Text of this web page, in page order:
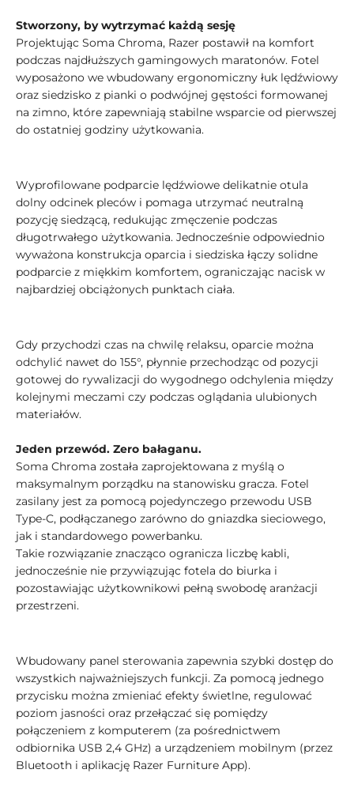
Stworzony, by wytrzymać każdą sesję
Projektując Soma Chroma, Razer postawił na komfort
podczas najdłuższych gamingowych maratonów. Fotel
wyposażono we wbudowany ergonomiczny łuk lędźwiowy
oraz siedzisko z pianki o podwójnej gęstości formowanej
na zimno, które zapewniają stabilne wsparcie od pierwszej
do ostatniej godziny użytkowania.
Wyprofilowane podparcie lędźwiowe delikatnie otula
dolny odcinek pleców i pomaga utrzymać neutralną
pozycję siedzącą, redukując zmęczenie podczas
długotrwałego użytkowania. Jednocześnie odpowiednio
wyważona konstrukcja oparcia i siedziska łączy solidne
podparcie z miękkim komfortem, ograniczając nacisk w
najbardziej obciążonych punktach ciała.
Gdy przychodzi czas na chwilę relaksu, oparcie można
odchylić nawet do 155°, płynnie przechodząc od pozycji
gotowej do rywalizacji do wygodnego odchylenia między
kolejnymi meczami czy podczas oglądania ulubionych
materiałów.
Jeden przewód. Zero bałaganu.
Soma Chroma została zaprojektowana z myślą o
maksymalnym porządku na stanowisku gracza. Fotel
zasilany jest za pomocą pojedynczego przewodu USB
Type-C, podłączanego zarówno do gniazdka sieciowego,
jak i standardowego powerbanku.
Takie rozwiązanie znacząco ogranicza liczbę kabli,
jednocześnie nie przywiązując fotela do biurka i
pozostawiając użytkownikowi pełną swobodę aranżacji
przestrzeni.
Wbudowany panel sterowania zapewnia szybki dostęp do
wszystkich najważniejszych funkcji. Za pomocą jednego
przycisku można zmieniać efekty świetlne, regulować
poziom jasności oraz przełączać się pomiędzy
połączeniem z komputerem (za pośrednictwem
odbiornika USB 2,4 GHz) a urządzeniem mobilnym (przez
Bluetooth i aplikację Razer Furniture App).